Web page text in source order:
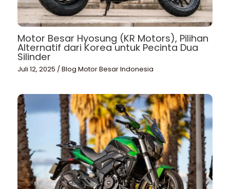
Motor Besar Hyosung (KR Motors), Pilihan
Alternatif dari Korea untuk Pecinta Dua
Silinder
Juli 12, 2025 /Blog Motor Besar Indonesia